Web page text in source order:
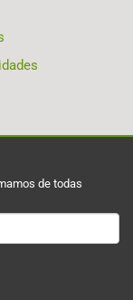
de todas